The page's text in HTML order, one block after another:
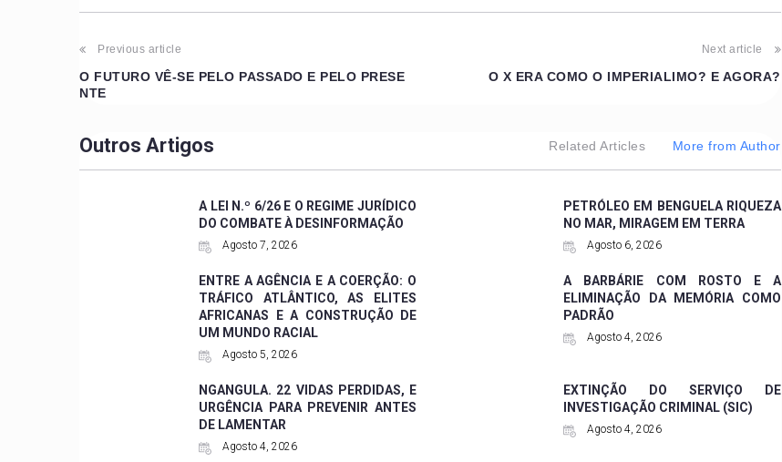
Previous article
O FUTURO VÊ-SE PELO PASSADO E PELO PRESE
NTE
Next article
O X ERA COMO O IMPERIALIMO? E AGORA?
Outros Artigos Related Articles More from Author
A LEI N.º 6/26 E O REGIME JURÍDICO
DO COMBATE À DESINFORMAÇÃO
Agosto 7, 2026
PETRÓLEO EM BENGUELA RIQUEZA
NO MAR, MIRAGEM EM TERRA
Agosto 6, 2026
ENTRE A AGÊNCIA E A COERÇÃO: O
TRÁFICO ATLÂNTICO, AS ELITES
AFRICANAS E A CONSTRUÇÃO DE
UM MUNDO RACIAL
Agosto 5, 2026
A BARBÁRIE COM ROSTO E A
ELIMINAÇÃO DA MEMÓRIA COMO
PADRÃO
Agosto 4, 2026
NGANGULA. 22 VIDAS PERDIDAS, E
URGÊNCIA PARA PREVENIR ANTES
DE LAMENTAR
Agosto 4, 2026
EXTINÇÃO DO SERVIÇO DE
INVESTIGAÇÃO CRIMINAL (SIC)
Agosto 4, 2026